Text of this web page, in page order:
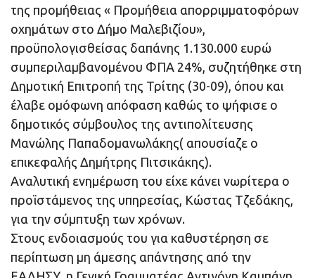
της προμήθειας « Προμήθεια απορριμματοφόρων
οχημάτων στο Δήμο Μαλεβιζίου»,
προϋπολογισθείσας δαπάνης 1.130.000 ευρώ
συμπεριλαμβανομένου ΦΠΑ 24%, συζητήθηκε στη
Δημοτική Επιτροπή της Τρίτης (30-09), όπου και
έλαβε ομόφωνη απόφαση καθώς το ψήφισε ο
δημοτικός σύμβουλος της αντιπολίτευσης
Μανώλης Παπαδομανωλάκης( απουσίαζε ο
επικεφαλής Δημήτρης Πιτσικάκης).
Αναλυτική ενημέρωση του είχε κάνει νωρίτερα ο
προϊστάμενος της υπηρεσίας, Κώστας Τζεδάκης,
για την σύμπτυξη των χρόνων.
Στους ενδοιασμούς του για καθυστέρηση σε
περίπτωση μη άμεσης απάντησης από την